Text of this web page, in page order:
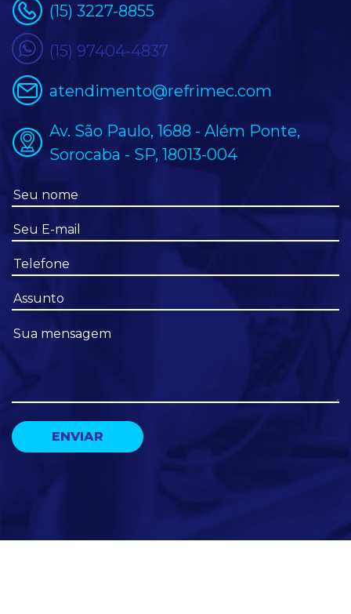
(15) 3227-8855
(15) 97404-4837
atendimento@refrimec.com
Av. São Paulo, 1688 - Além Ponte,
Sorocaba - SP, 18013-004